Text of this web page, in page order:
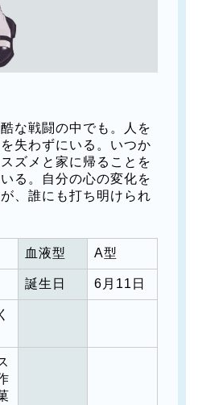
な戦闘の中でも。人を
失わずにいる。いつか
ズメと家に帰ることを
る。自分の心の変化を
、誰にも打ち明けられ
血液型 A型
誕生日 6月11日